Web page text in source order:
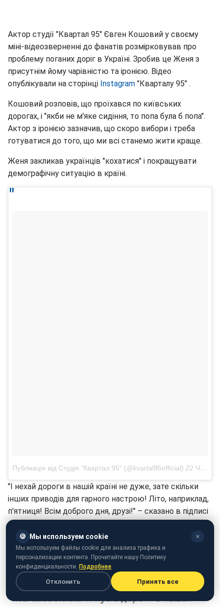
Актор студії "Квартал 95" Євген Кошовий у своєму
міні-відеозверненні до фанатів розмірковував про
проблему поганих доріг в Україні. Зробив це Женя з
присутнім йому чарівністю та іронією. Відео
опублікували на сторінці Іnstagram "Кварталу 95" .
Кошовий розповів, що проїхався по київських
дорогах, і "якби не м'яке сидіння, то попа була б попа".
Актор з іронією зазначив, що скоро вибори і треба
готуватися до того, що ми всі станемо жити краще.
Женя закликав українців "кохатися" і покращувати
демографічну ситуацію в країні.
Публікація від Студія "Квартал 95" (@kvartal95official) 22 Чер 2018 в 12:41 PDT
"І нехай дороги в нашій країні не дуже, зате скільки
інших приводів для гарного настрою! Літо, наприклад,
п'ятниця! Всім доброго дня, друзі!" – сказано в підписі
до відео.
🍪 Мы используем cookie ✕
Мы используем файлы cookie для анализа трафика и
персонализации контента. Прочитайте нашу Политику
конфиденциальности. Подробнее
Отклонить Принять все